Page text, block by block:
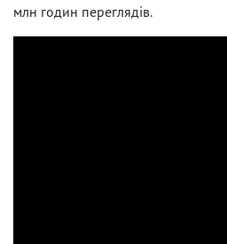
млн годин переглядів.